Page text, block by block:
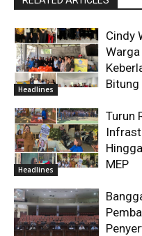
Headlines
Cindy
Bitung
Headlines
Turun
MEP